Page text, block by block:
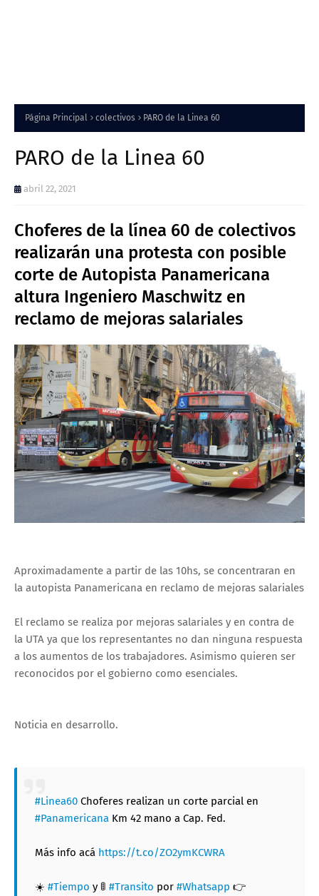
Página Principal colectivos PARO de la Linea 60
PARO de la Linea 60
abril 22, 2021
Choferes de la línea 60 de colectivos
realizarán una protesta con posible
corte de Autopista Panamericana
altura Ingeniero Maschwitz en
reclamo de mejoras salariales
Aproximadamente a partir de las 10hs, se concentraran en
la autopista Panamericana en reclamo de mejoras salariales
El reclamo se realiza por mejoras salariales y en contra de
la UTA ya que los representantes no dan ninguna respuesta
a los aumentos de los trabajadores. Asimismo quieren ser
reconocidos por el gobierno como esenciales.
Noticia en desarrollo.
#Linea60 Choferes realizan un corte parcial en
#Panamericana Km 42 mano a Cap. Fed.
Más info acá https://t.co/ZO2ymKCWRA
☀️ #Tiempo y 🚦 #Transito por #Whatsapp 👉